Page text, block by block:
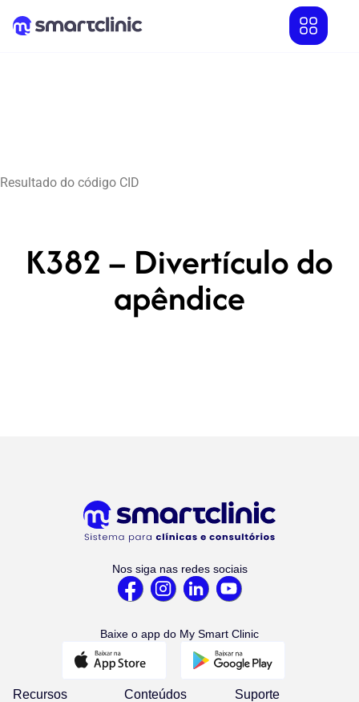
Resultado do código CID
K382 – Divertículo do
apêndice
Nos siga nas redes sociais
Baixe o app do My Smart Clinic
Recursos Conteúdos Suporte